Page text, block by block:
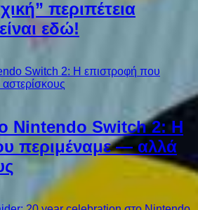
περιπέτεια
εδώ!
Nintendo Switch 2: Η
περιμέναμε — αλλά